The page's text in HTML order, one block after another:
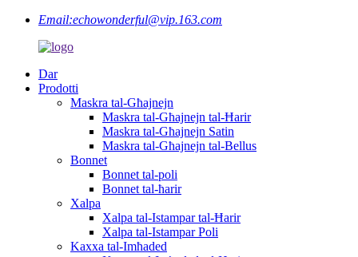
Email:echowonderful@vip.163.com
Dar
Prodotti
Maskra tal-Għajnejn
Maskra tal-Għajnejn tal-Ħarir
Maskra tal-Għajnejn Satin
Maskra tal-Għajnejn tal-Bellus
Bonnet
Bonnet tal-poli
Bonnet tal-ħarir
Xalpa
Xalpa tal-Istampar tal-Ħarir
Xalpa tal-Istampar Poli
Kaxxa tal-Imħaded